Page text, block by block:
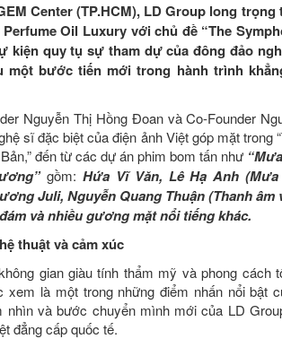
Center (TP.HCM), LD Group long
Oil Luxury với chủ đề “The
kiện quy tụ sự tham dự của đông đảo
một bước tiến mới trong hành trình
Nguyễn Thị Hồng Đoan và Co-Founder
sĩ đặc biệt của điện ảnh Việt góp mặt trong
đến từ các dự án phim bom tấn như
gồm:Hứa Vĩ Văn, Lê Hạ Anh
Juli, Nguyễn Quang Thuận (Thanh
và nhiều gương mặt nổi tiếng khác.
thuật và cảm xúc
gian giàu tính thẩm mỹ và phong cách
xem là một trong những điểm nhấn nổi bật
nhìn và bước chuyển mình mới của LD
đẳng cấp quốc tế.